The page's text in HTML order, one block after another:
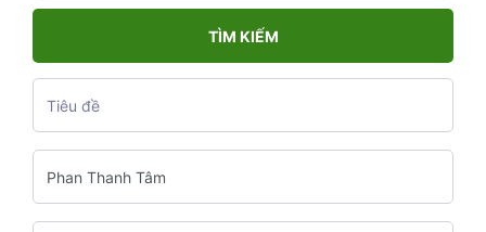
TÌM KIẾM